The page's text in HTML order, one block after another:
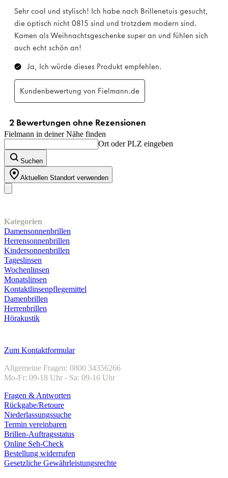
Fielmann in deiner Nähe finden
Ort oder PLZ eingeben
Suchen
Aktuellen Standort verwenden
Kategorien
Damensonnenbrillen
Herrensonnenbrillen
Kindersonnenbrillen
Tageslinsen
Wochenlinsen
Monatslinsen
Kontaktlinsenpflegemittel
Damenbrillen
Herrenbrillen
Hörakustik
Zum Kontaktformular
Allgemeine Fragen: 0800 34356266
Mo-Fr: 09-18 Uhr - Sa: 09-16 Uhr
Fragen & Antworten
Rückgabe/Retoure
Niederlassungssuche
Termin vereinbaren
Brillen-Auftragsstatus
Online Seh-Check
Bestellung widerrufen
Gesetzliche Gewährleistungsrechte